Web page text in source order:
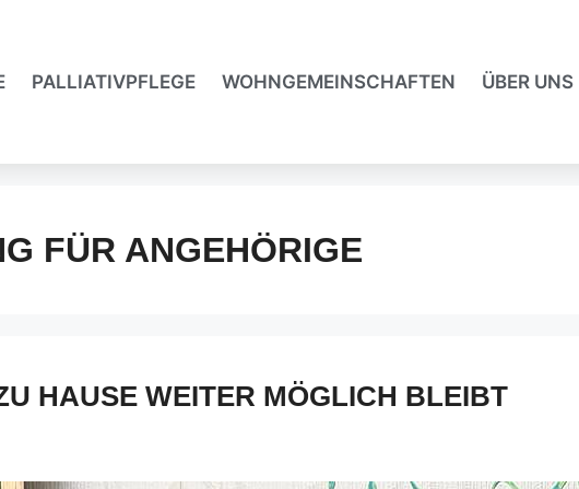
PALLIATIVPFLEGE WOHNGEMEINSCHAFTEN ÜBER UNS
FÜR ANGEHÖRIGE
HAUSE WEITER MÖGLICH BLEIBT